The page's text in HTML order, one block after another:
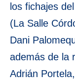
los fichajes
(La Salle
Dani
además de la
Adrián